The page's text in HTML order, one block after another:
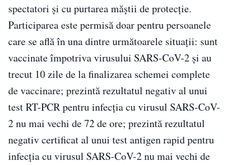
spectatori şi cu purtarea măştii de protecţie.
Participarea este permisă doar pentru persoanele
care se află în una dintre următoarele situaţii: sunt
vaccinate împotriva virusului SARS-CoV-2 şi au
trecut 10 zile de la finalizarea schemei complete
de vaccinare; prezintă rezultatul negativ al unui
test RT-PCR pentru infecţia cu virusul SARS-CoV-
2 nu mai vechi de 72 de ore; prezintă rezultatul
negativ certificat al unui test antigen rapid pentru
infecţia cu virusul SARS-CoV-2 nu mai vechi de